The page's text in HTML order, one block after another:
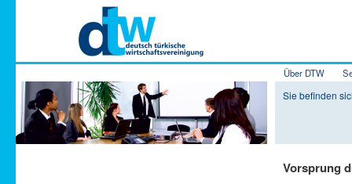
Zum Inhalt
Zum
Über DTW
Sie befinden
Vorsprung